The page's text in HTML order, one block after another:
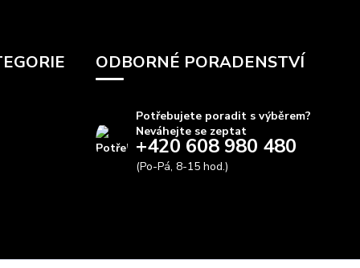
ODBORNÉ PORADENSTVÍ
Potřebujete poradit s výběrem?
Neváhejte se zeptat
+420 608 980 480
(Po-Pá, 8-15 hod.)